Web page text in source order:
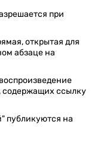
при
открытая для
абзаце на
содержащих ссылку
публикуются на